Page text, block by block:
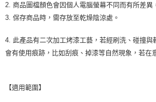
2. 商品圖檔顏色會因個人電腦螢幕不同而有所差異
3. 保存商品時，需存放至乾燥陰涼處。
4. 此產品有二次加工烤漆工藝，若經刷洗、碰撞與
會有使用痕跡，比如刮痕、掉漆等自然現象，若在
【適用範圍】